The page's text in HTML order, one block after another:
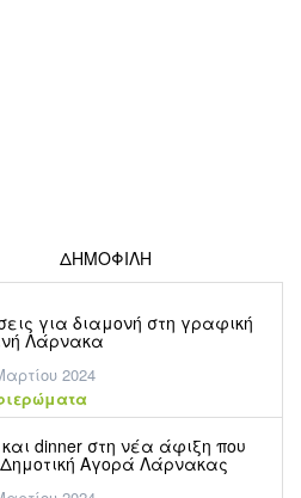
ΔΗΜΟΦΙΛΗ
για διαμονή στη γραφική
Λάρνακα
2024
dinner στη νέα άφιξη που
Αγορά Λάρνακας